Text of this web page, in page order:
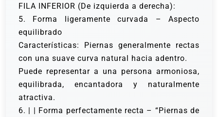
FILA INFERIOR (De izquierda a derecha):
5. Forma ligeramente curvada – Aspecto
equilibrado
Características: Piernas generalmente rectas
con una suave curva natural hacia adentro.
Puede representar a una persona armoniosa,
equilibrada, encantadora y naturalmente
atractiva.
6. | | Forma perfectamente recta – “Piernas de